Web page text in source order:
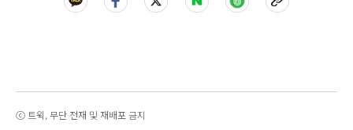
ⓒ 트윅, 무단 전재 및 재배포 금지